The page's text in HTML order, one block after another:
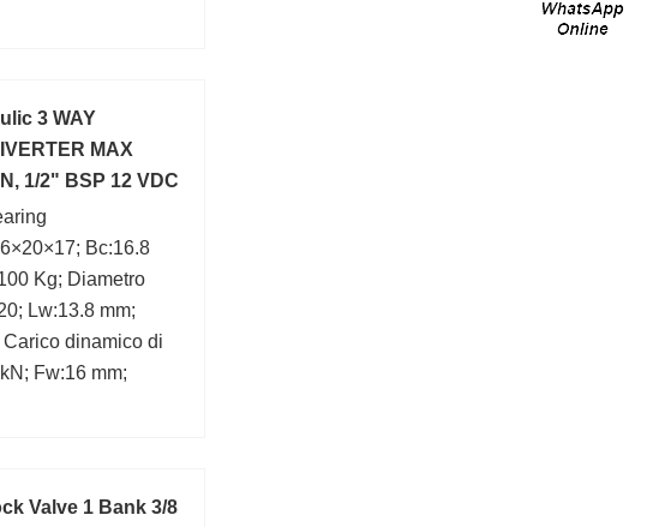
3 WAY
MAX
1/2" BSP 12 VDC
Bc:16.8
Kg; Diametro
Lw:13.8 mm;
dinamico di
Fw:16 mm;
(mm):16;
Valve 1 Bank 3/8